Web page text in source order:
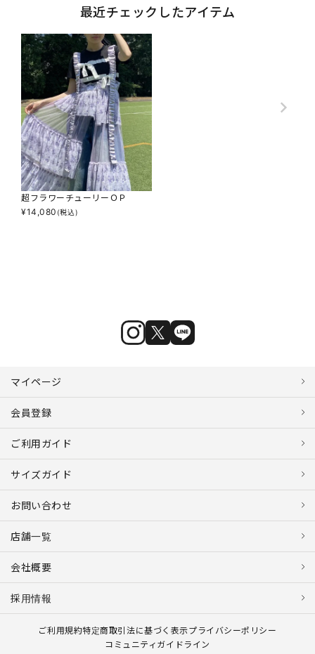
最近チェックしたアイテム
超フラワーチューリーＯＰ
¥14,080 (税込)
マイページ
会員登録
ご利用ガイド
サイズガイド
お問い合わせ
店舗一覧
会社概要
採用情報
ご利用規約特定商取引法に基づく表示プライバシーポリシー
コミュニティガイドライン